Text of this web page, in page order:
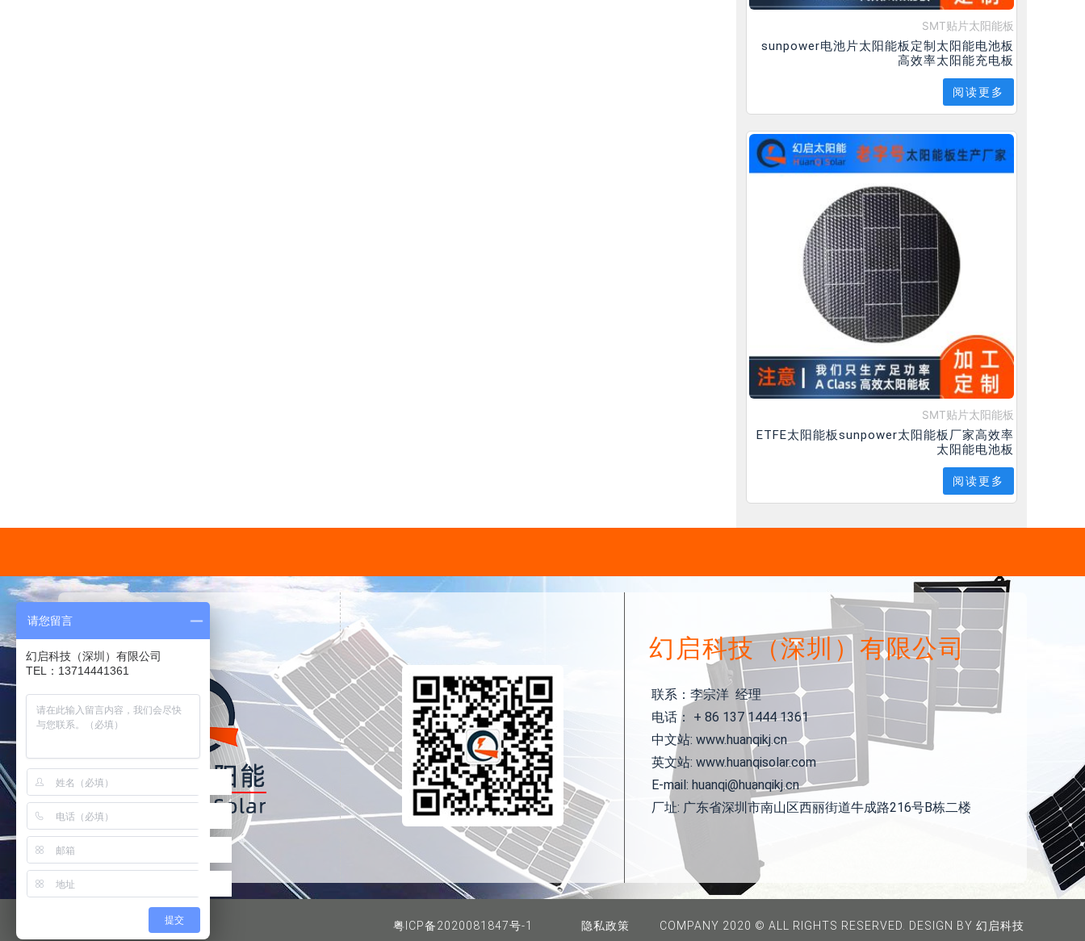
SMT贴片太阳能板
sunpower电池片太阳能板定制太阳能电池板
高效率太阳能充电板
阅读更多
SMT贴片太阳能板
ETFE太阳能板sunpower太阳能板厂家高效率
太阳能电池板
阅读更多
幻启科技（深圳）有限公司
联系：李宗洋 经理
电话： + 86 137 1444 1361
中文站: www.huanqikj.cn
英文站: www.huanqisolar.com
E-mail: huanqi@huanqikj.cn
厂址: 广东省深圳市南山区西丽街道牛成路216号B栋二楼
粤ICP备2020081847号-1 隐私政策 COMPANY 2020 © ALL RIGHTS RESERVED. DESIGN BY 幻启科技
请您留言
幻启科技（深圳）有限公司
TEL：13714441361
提交